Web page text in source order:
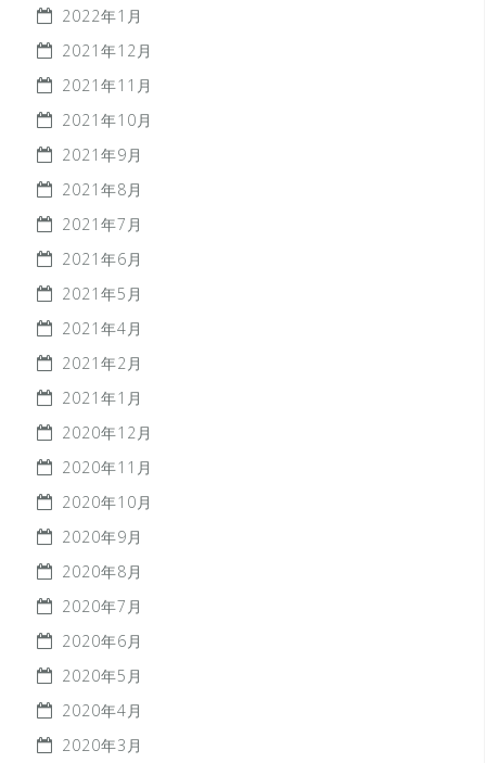
2022年1月
2021年12月
2021年11月
2021年10月
2021年9月
2021年8月
2021年7月
2021年6月
2021年5月
2021年4月
2021年2月
2021年1月
2020年12月
2020年11月
2020年10月
2020年9月
2020年8月
2020年7月
2020年6月
2020年5月
2020年4月
2020年3月